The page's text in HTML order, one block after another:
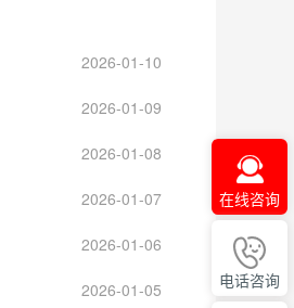
2026-01-10
2026-01-09
2026-01-08
2026-01-07
2026-01-06
2026-01-05
在线咨询
电话咨询